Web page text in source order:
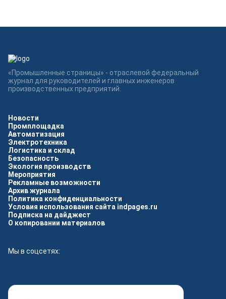
Новости
Промплощадка
Автоматизация
Электротехника
Логистика и склад
Безопасность
Экология производств
Мероприятия
Рекламные возможности
Архив журнала
Политика конфиденциальности
Условия использования сайта indpages.ru
Подписка на дайджест
О копировании материалов
Мы в соцсетях:
«Промышленные страницы» - отраслевой федеральный
журнал для руководителей и главных инженеров
производственных предприятий.